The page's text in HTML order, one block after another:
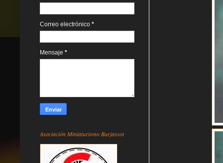
Correo electrónico *
Mensaje *
Asociación Miniaturismo Burjassot